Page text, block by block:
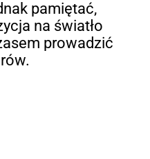
pamiętać,
na światło
prowadzić